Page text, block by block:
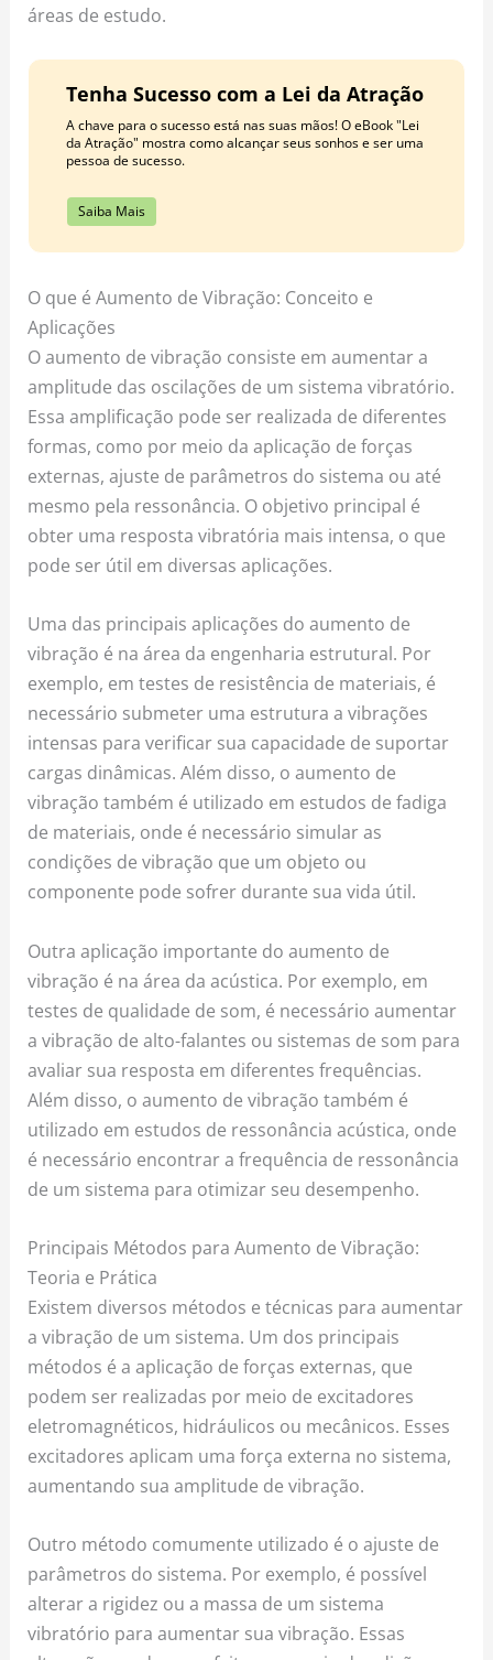
áreas de estudo.
Tenha Sucesso com a Lei da Atração
A chave para o sucesso está nas suas mãos! O eBook "Lei
da Atração" mostra como alcançar seus sonhos e ser uma
pessoa de sucesso.
Saiba Mais
O que é Aumento de Vibração: Conceito e
Aplicações
O aumento de vibração consiste em aumentar a
amplitude das oscilações de um sistema vibratório.
Essa amplificação pode ser realizada de diferentes
formas, como por meio da aplicação de forças
externas, ajuste de parâmetros do sistema ou até
mesmo pela ressonância. O objetivo principal é
obter uma resposta vibratória mais intensa, o que
pode ser útil em diversas aplicações.
Uma das principais aplicações do aumento de
vibração é na área da engenharia estrutural. Por
exemplo, em testes de resistência de materiais, é
necessário submeter uma estrutura a vibrações
intensas para verificar sua capacidade de suportar
cargas dinâmicas. Além disso, o aumento de
vibração também é utilizado em estudos de fadiga
de materiais, onde é necessário simular as
condições de vibração que um objeto ou
componente pode sofrer durante sua vida útil.
Outra aplicação importante do aumento de
vibração é na área da acústica. Por exemplo, em
testes de qualidade de som, é necessário aumentar
a vibração de alto-falantes ou sistemas de som para
avaliar sua resposta em diferentes frequências.
Além disso, o aumento de vibração também é
utilizado em estudos de ressonância acústica, onde
é necessário encontrar a frequência de ressonância
de um sistema para otimizar seu desempenho.
Principais Métodos para Aumento de Vibração:
Teoria e Prática
Existem diversos métodos e técnicas para aumentar
a vibração de um sistema. Um dos principais
métodos é a aplicação de forças externas, que
podem ser realizadas por meio de excitadores
eletromagnéticos, hidráulicos ou mecânicos. Esses
excitadores aplicam uma força externa no sistema,
aumentando sua amplitude de vibração.
Outro método comumente utilizado é o ajuste de
parâmetros do sistema. Por exemplo, é possível
alterar a rigidez ou a massa de um sistema
vibratório para aumentar sua vibração. Essas